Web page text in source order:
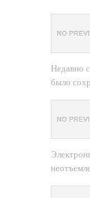
Недавно
было